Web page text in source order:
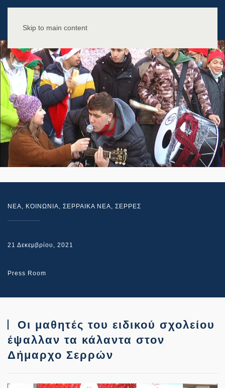
Skip to main content
NEA, ΚΟΙΝΩΝΙΑ, ΣΕΡΡΑΙΚΑ ΝΕΑ, ΣΕΡΡΕΣ
21 Δεκεμβρίου, 2021
Press Room
Οι μαθητές του ειδικού σχολείου
έψαλλαν τα κάλαντα στον
Δήμαρχο Σερρών